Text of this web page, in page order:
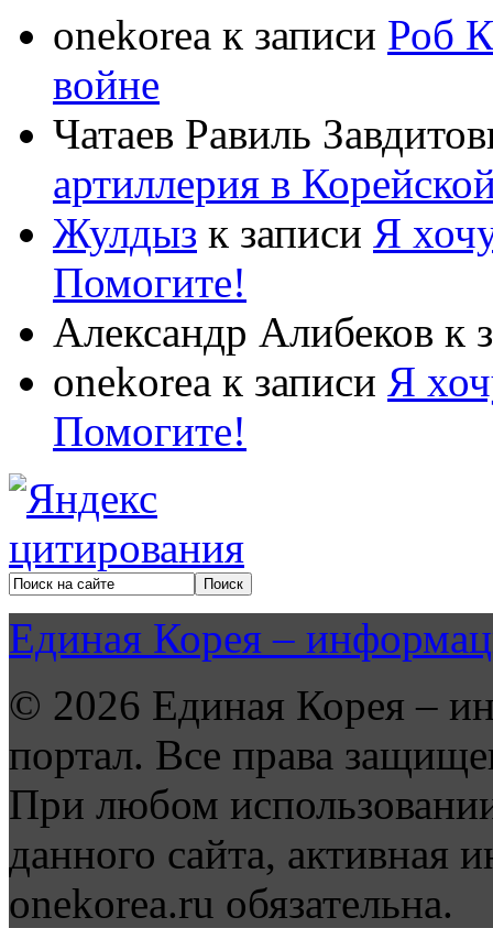
onekorea к записи Роб
войне
Чатаев Равиль
артиллерия в
Жулдыз к записи Я
Помогите!
Александр Алибеков к
onekorea к записи Я
Помогите!
Единая Корея –
© 2026 Единая Корея –
портал. Все права
При любом
данного сайта, активная
onekorea.ru обязательна.